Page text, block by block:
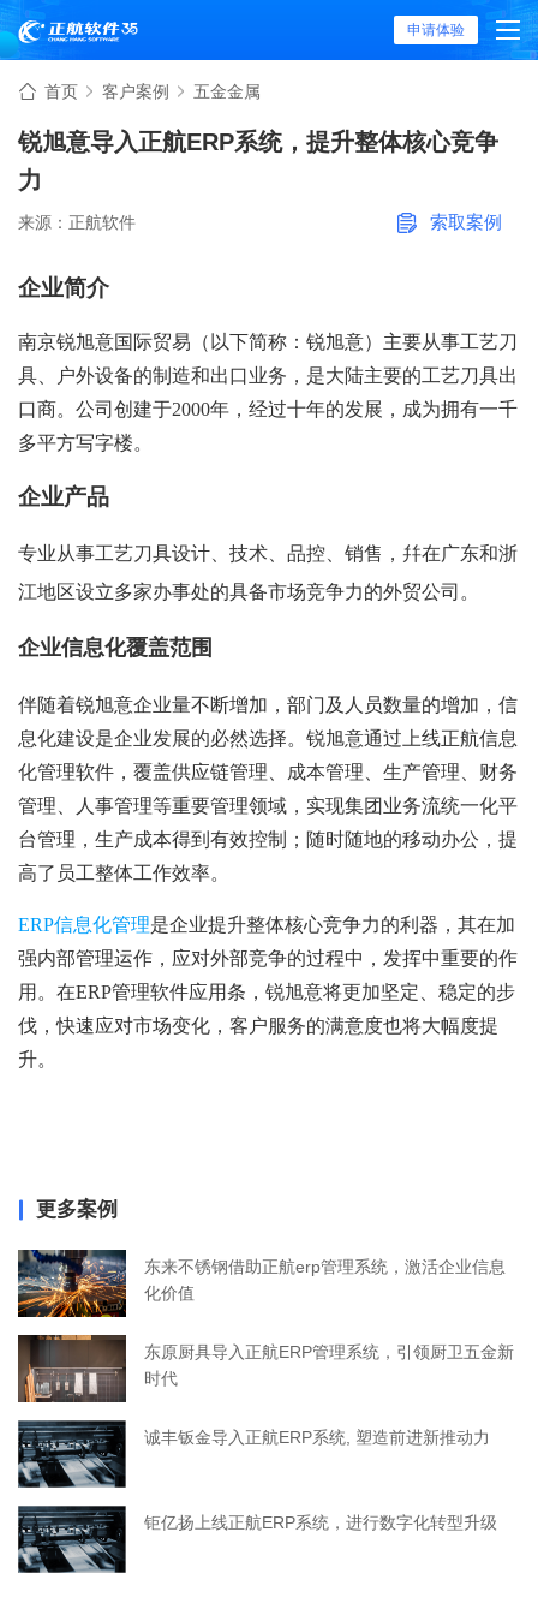
申请体验
首页 客户案例 五金金属
锐旭意导入正航ERP系统，提升整体核心竞争
力
来源：正航软件 索取案例
企业简介
南京锐旭意国际贸易（以下简称：锐旭意）主要从事工艺刀
具、户外设备的制造和出口业务，是大陆主要的工艺刀具出
口商。公司创建于2000年，经过十年的发展，成为拥有一千
多平方写字楼。
企业产品
专业从事工艺刀具设计、技术、品控、销售，幷在广东和浙
江地区设立多家办事处的具备市场竞争力的外贸公司。
企业信息化覆盖范围
伴随着锐旭意企业量不断增加，部门及人员数量的增加，信
息化建设是企业发展的必然选择。锐旭意通过上线正航信息
化管理软件，覆盖供应链管理、成本管理、生产管理、财务
管理、人事管理等重要管理领域，实现集团业务流统一化平
台管理，生产成本得到有效控制；随时随地的移动办公，提
高了员工整体工作效率。
ERP信息化管理是企业提升整体核心竞争力的利器，其在加
强内部管理运作，应对外部竞争的过程中，发挥中重要的作
用。在ERP管理软件应用条，锐旭意将更加坚定、稳定的步
伐，快速应对市场变化，客户服务的满意度也将大幅度提
升。
更多案例
东来不锈钢借助正航erp管理系统，激活企业信息
化价值
东原厨具导入正航ERP管理系统，引领厨卫五金新
时代
诚丰钣金导入正航ERP系统, 塑造前进新推动力
钜亿扬上线正航ERP系统，进行数字化转型升级